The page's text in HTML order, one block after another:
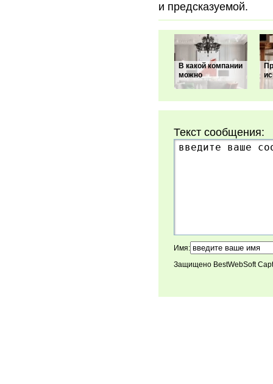
и предсказуемой.
В какой компании
можно
Текст сообщения:
Имя:
Защищено BestWebSoft